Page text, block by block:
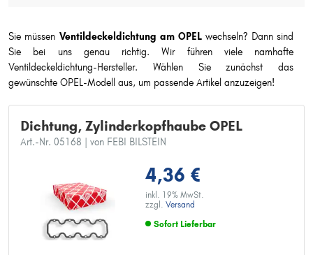
Sie müssen Ventildeckeldichtung am OPEL wechseln? Dann sind
Sie bei uns genau richtig. Wir führen viele namhafte
Ventildeckeldichtung-Hersteller. Wählen Sie zunächst das
gewünschte OPEL-Modell aus, um passende Artikel anzuzeigen!
Dichtung, Zylinderkopfhaube OPEL
Art.-Nr. 05168 | von FEBI BILSTEIN
4,36 €
inkl. 19% MwSt.
zzgl. Versand
Sofort Lieferbar